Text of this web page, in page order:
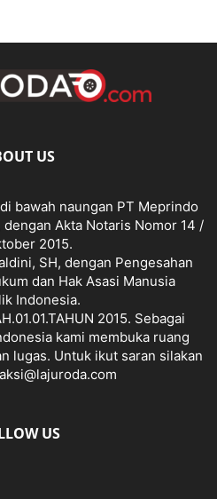
US
bawah naungan PT Meprindo
Akta Notaris Nomor 14 /
2015.
SH, dengan Pengesahan
dan Hak Asasi Manusia
Indonesia.
2015. Sebagai
kami membuka ruang
lugas. Untuk ikut saran silakan
US